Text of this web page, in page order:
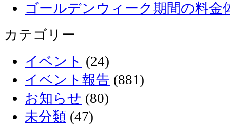
ゴールデンウィーク期間の料金
カテゴリー
イベント (24)
イベント報告 (881)
お知らせ (80)
未分類 (47)